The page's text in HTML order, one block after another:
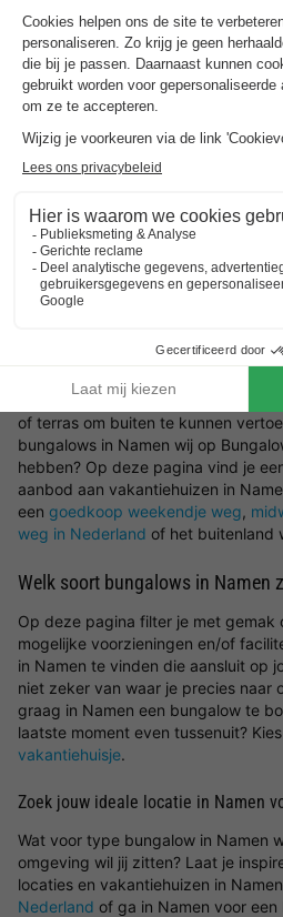
Gelegen in het idyllische dorpje
Ervaar de Belgische Ardennen
Bezoek de Grotten van Hotton
Toon
Kies jouw vakantiehuis in
Verblijf in een vakantiehuisje in
dat men huurt om de vakantie door
woonkamer, keuken,
of terras om buiten te kunnen
bungalows in Namen wij op
hebben? Op deze pagina vind je
aanbod aan vakantiehuizen in
een goedkoop weekendje weg,
weg in Nederland of het buitenland
Welk soort bungalows in Namen
Op deze pagina filter je met gemak
mogelijke voorzieningen en/of
in Namen te vinden die aansluit op
niet zeker van waar je precies naar
graag in Namen een bungalow te
laatste moment even tussenuit?
vakantiehuisje.
Zoek jouw ideale locatie in Namen
Wat voor type bungalow in Namen
omgeving wil jij zitten? Laat je
locaties en vakantiehuizen in
Nederland of ga in Namen voor